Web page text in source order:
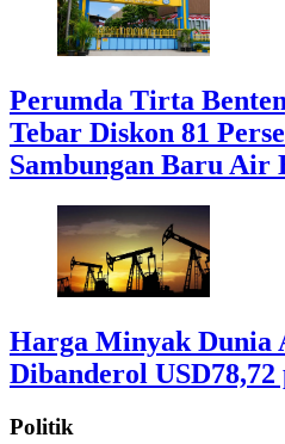
Perumda Tirta
Tebar Diskon 81
Sambungan Baru Air
Harga Minyak Dunia
Dibanderol
Politik